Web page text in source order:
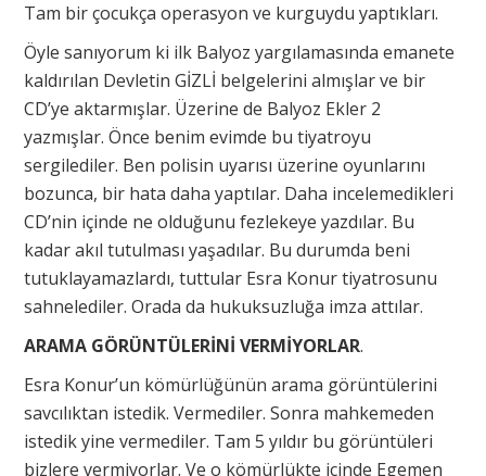
Tam bir çocukça operasyon ve kurguydu yaptıkları.
Öyle sanıyorum ki ilk Balyoz yargılamasında emanete
kaldırılan Devletin GİZLİ belgelerini almışlar ve bir
CD’ye aktarmışlar. Üzerine de Balyoz Ekler 2
yazmışlar. Önce benim evimde bu tiyatroyu
sergilediler. Ben polisin uyarısı üzerine oyunlarını
bozunca, bir hata daha yaptılar. Daha incelemedikleri
CD’nin içinde ne olduğunu fezlekeye yazdılar. Bu
kadar akıl tutulması yaşadılar. Bu durumda beni
tutuklayamazlardı, tuttular Esra Konur tiyatrosunu
sahnelediler. Orada da hukuksuzluğa imza attılar.
ARAMA GÖRÜNTÜLERİNİ VERMİYORLAR.
Esra Konur’un kömürlüğünün arama görüntülerini
savcılıktan istedik. Vermediler. Sonra mahkemeden
istedik yine vermediler. Tam 5 yıldır bu görüntüleri
bizlere vermiyorlar. Ve o kömürlükte içinde Egemen